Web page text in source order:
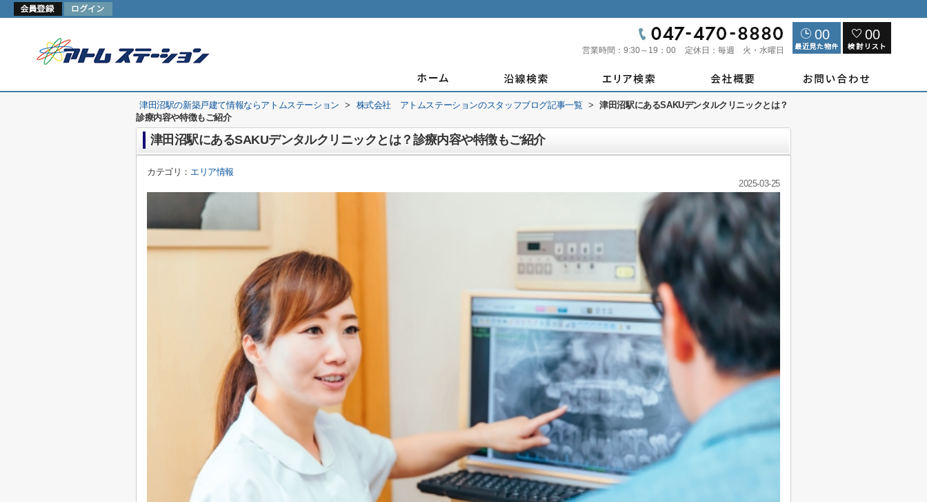
営業時間： 9:30～19：00 定休日： 毎週 火・水曜日
00 00
津田沼駅の新築戸建て情報ならアトムステーション > 株式会社 アトムステーションのスタッフブログ記事一覧 >
津田沼駅にあるSAKUデンタルクリニックとは？
診療内容や特徴もご紹介
津田沼駅にあるSAKUデンタルクリニックとは？診療内容や特徴もご紹介
カテゴリ： エリア情報
2025-03-25